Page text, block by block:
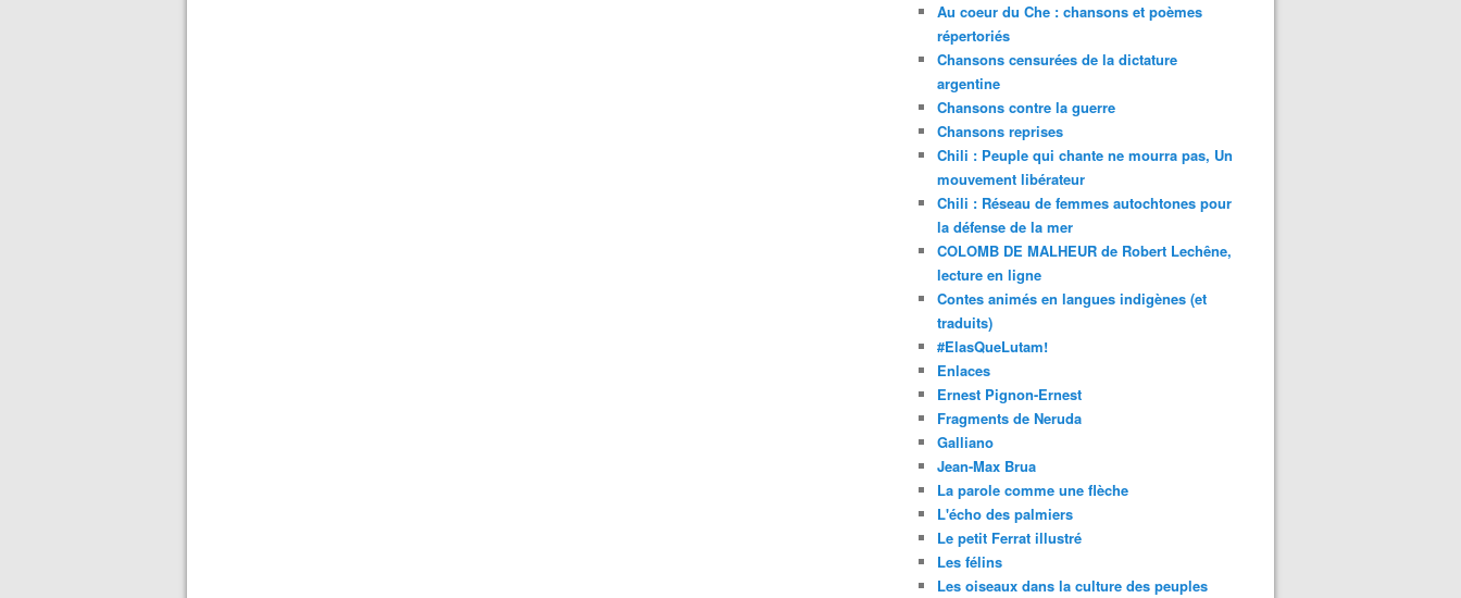
Au coeur du Che : chansons et poèmes
répertoriés
Chansons censurées de la dictature
argentine
Chansons contre la guerre
Chansons reprises
Chili : Peuple qui chante ne mourra pas, Un
mouvement libérateur
Chili : Réseau de femmes autochtones pour
la défense de la mer
COLOMB DE MALHEUR de Robert Lechêne,
lecture en ligne
Contes animés en langues indigènes (et
traduits)
#ElasQueLutam!
Enlaces
Ernest Pignon-Ernest
Fragments de Neruda
Galliano
Jean-Max Brua
La parole comme une flèche
L'écho des palmiers
Le petit Ferrat illustré
Les félins
Les oiseaux dans la culture des peuples